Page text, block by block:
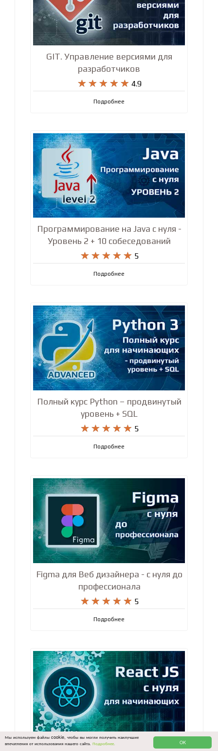
OK
Мы используем файлы cookie, чтобы вы могли получить наилучшие
впечатления от использования нашего сайта. Подробнее.
GIT. Управление версиями для
разработчиков
    
     4.9
Подробнее
Программирование на Java с нуля -
Уровень 2 + 10 собеседований
    
     5
Подробнее
Полный курс Python – продвинутый
уровень + SQL
    
     5
Подробнее
Figma для Веб дизайнера - с нуля до
профессионала
    
     5
Подробнее
React с нуля для начинающих + 3